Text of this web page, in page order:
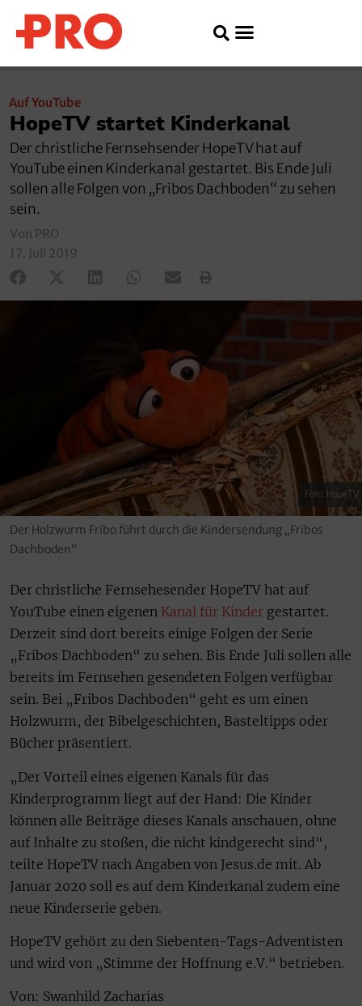
Auf YouTube
HopeTV startet Kinderkanal
Der christliche Fernsehsender HopeTV hat auf
YouTube einen Kinderkanal gestartet. Bis Ende Juli
sollen alle Folgen von „Fribos Dachboden“ zu sehen
sein.
Von PRO
17. Juli 2019
Foto: HopeTV
Der Holzwurm Fribo führt durch die Kindersendung „Fribos
Dachboden“
Der christliche Fernsehesender HopeTV hat auf
YouTube einen eigenen Kanal für Kinder gestartet.
Derzeit sind dort bereits einige Folgen der Serie
„Fribos Dachboden“ zu sehen. Bis Ende Juli sollen alle
bereits im Fernsehen gesendeten Folgen verfügbar
sein. Bei „Fribos Dachboden“ geht es um einen
Holzwurm, der Bibelgeschichten, Basteltipps oder
Bücher präsentiert.
„Der Vorteil eines eigenen Kanals für das
Kinderprogramm liegt auf der Hand: Die Kinder
können alle Beiträge dieses Kanals anschauen, ohne
auf Inhalte zu stoßen, die nicht kindgerecht sind“,
teilte HopeTV nach Angaben von Jesus.de mit. Ab
Januar 2020 soll es auf dem Kinderkanal zudem eine
neue Kinderserie geben.
HopeTV gehört zu den Siebenten-Tags-Adventisten
und wird von „Stimme der Hoffnung e.V.“ betrieben.
Von: Swanhild Zacharias